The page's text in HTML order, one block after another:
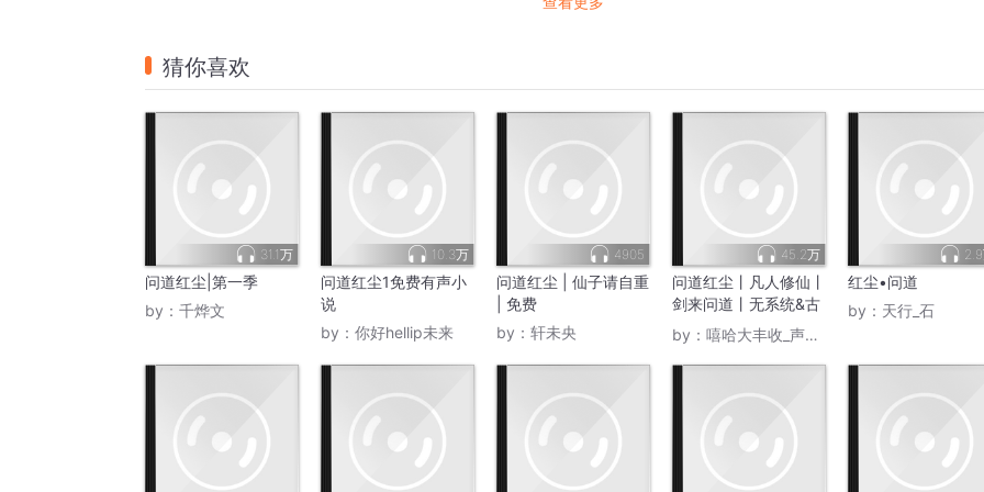
猜你喜欢
31.1万
问道红尘|第一季
by： 千烨文
10.3万
问道红尘1免费有声小
说
by： 你好hellip未来
4905
问道红尘 | 仙子请自重
| 免费
by： 轩未央
45.2万
问道红尘丨凡人修仙丨
剑来问道丨无系统&古
风仙侠修真丨天道玄机
丨多人有声剧
by： 嘻哈大丰收_声音盒子
红尘•问道
by： 天行_石